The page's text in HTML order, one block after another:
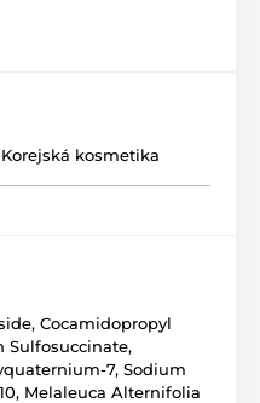
Korejská kosmetika
Cocamidopropyl
Sulfosuccinate,
7, Sodium
Melaleuca Alternifolia